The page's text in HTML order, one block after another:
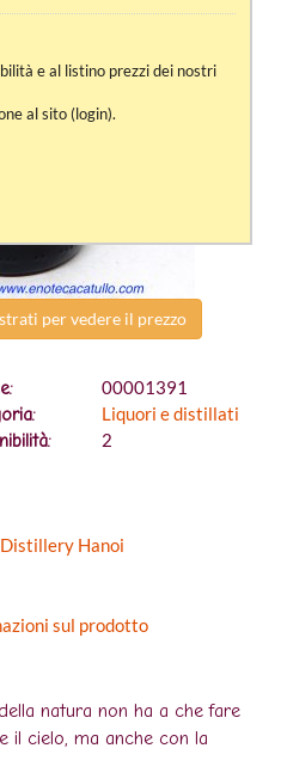
per vedere il prezzo
00001391
Liquori e distillati
2
Distillery Hanoi
sul prodotto
natura non ha a che fare
il cielo, ma anche con la
e al listino prezzi dei nostri
al sito (login).